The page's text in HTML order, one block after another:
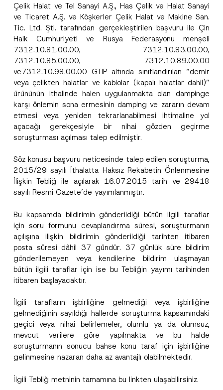
Çelik Halat ve Tel Sanayi A.Ş., Has Çelik ve Halat Sanayi
ve Ticaret A.Ş. ve Köşkerler Çelik Halat ve Makine San.
Tic. Ltd. Şti. tarafından gerçekleştirilen başvuru ile Çin
Halk Cumhuriyeti ve Rusya Federasyonu menşeli
7312.10.81.00.00, 7312.10.83.00.00,
7312.10.85.00.00, 7312.10.89.00.00
ve7312.10.98.00.00 GTIP altında sınıflandırılan “demir
veya çelikten halatlar ve kablolar (kapalı halatlar dahil)”
ürününün ithalinde halen uygulanmakta olan dampinge
karşı önlemin sona ermesinin damping ve zararın devam
etmesi veya yeniden tekrarlanabilmesi ihtimaline yol
açacağı gerekçesiyle bir nihai gözden geçirme
soruşturması açılması talep edilmiştir.
Söz konusu başvuru neticesinde talep edilen soruşturma,
2015/29 sayılı İthalatta Haksız Rekabetin Önlenmesine
İlişkin Tebliğ ile açılarak 16.07.2015 tarih ve 29418
sayılı Resmi Gazete’de yayımlanmıştır.
Bu kapsamda bildirimin gönderildiği bütün ilgili taraflar
için soru formunu cevaplandırma süresi, soruşturmanın
açılışına ilişkin bildirimin gönderildiği tarihten itibaren
posta süresi dâhil 37 gündür. 37 günlük süre bildirim
gönderilemeyen veya kendilerine bildirim ulaşmayan
bütün ilgili taraflar için ise bu Tebliğin yayımı tarihinden
itibaren başlayacaktır.
İlgili tarafların işbirliğine gelmediği veya işbirliğine
gelmediğinin sayıldığı hallerde soruşturma kapsamındaki
geçici veya nihai belirlemeler, olumlu ya da olumsuz,
mevcut verilere göre yapılmakta ve bu halde
soruşturmanın sonucu bahse konu taraf için işbirliğine
gelinmesine nazaran daha az avantajlı olabilmektedir.
İlgili Tebliğ metninin tamamına bu linkten ulaşabilirsiniz.